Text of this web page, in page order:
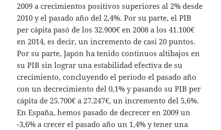
2009 a crecimientos positivos superiores al 2% desde
2010 y el pasado año del 2,4%. Por su parte, el PIB
per cápita pasó de los 32.900€ en 2008 a los 41.100€
en 2014, es decir, un incremento de casi 20 puntos.
Por su parte, Japón ha tenido continuos altibajos en
su PIB sin lograr una estabilidad efectiva de su
crecimiento, concluyendo el periodo el pasado año
con un decrecimiento del 0,1% y pasando su PIB per
cápita de 25.700€ a 27.247€, un incremento del 5,6%.
En España, hemos pasado de decrecer en 2009 un
-3,6% a crecer el pasado año un 1,4% y tener una